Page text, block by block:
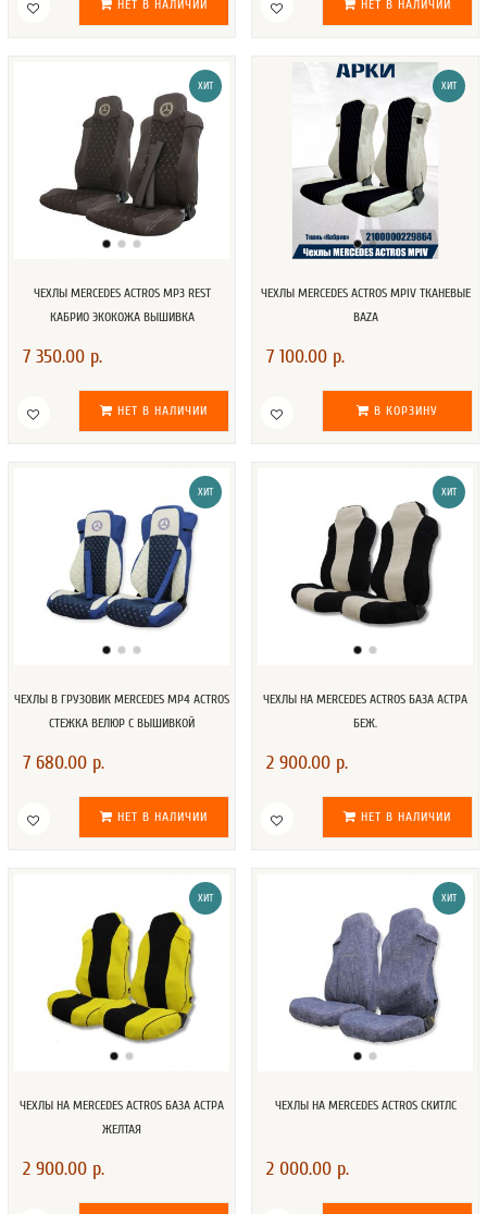
НЕТ В НАЛИЧИИ НЕТ В НАЛИЧИИ
ХИТ
ЧЕХЛЫ MERCEDES ACTROS MP3 REST
КАБРИО ЭКОКОЖА ВЫШИВКА
7 350.00 р.
НЕТ В НАЛИЧИИ
ХИТ
ЧЕХЛЫ MERCEDES ACTROS MPIV ТКАНЕВЫЕ
BAZA
7 100.00 р.
В КОРЗИНУ
ХИТ
ЧЕХЛЫ В ГРУЗОВИК MERCEDES MP4 ACTROS
СТЕЖКА ВЕЛЮР С ВЫШИВКОЙ
7 680.00 р.
НЕТ В НАЛИЧИИ
ХИТ
ЧЕХЛЫ НА MERCEDES ACTROS БАЗА АСТРА
БЕЖ.
2 900.00 р.
НЕТ В НАЛИЧИИ
ХИТ
ЧЕХЛЫ НА MERCEDES ACTROS БАЗА АСТРА
ЖЕЛТАЯ
2 900.00 р.
ХИТ
ЧЕХЛЫ НА MERCEDES ACTROS СКИТЛС
2 000.00 р.